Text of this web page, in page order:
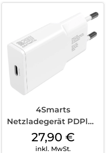
4Smarts
Netzladegerät PDPlug
Slim 20W GaN 1C und
U...
27,90 €
inkl. MwSt.